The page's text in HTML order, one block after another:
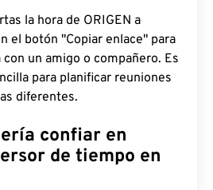
la hora de ORIGEN a
el botón "Copiar enlace" para
un amigo o compañero. Es
para planificar reuniones
diferentes.
confiar en
de tiempo en